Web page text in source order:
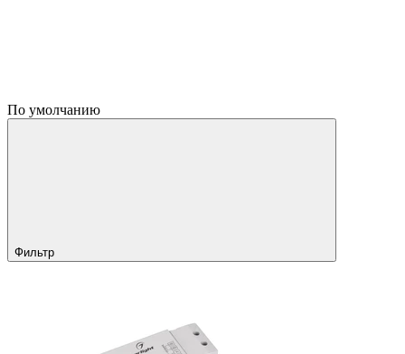
По умолчанию
Фильтр